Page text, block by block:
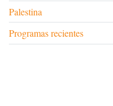
Palestina
Programas recientes